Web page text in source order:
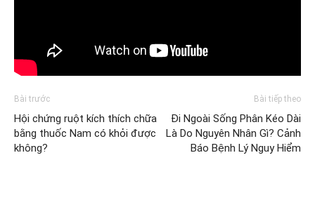
Bài trước
Hội chứng ruột kích thích chữa
bằng thuốc Nam có khỏi được
không?
Bài tiếp theo
Đi Ngoài Sống Phân Kéo Dài
Là Do Nguyên Nhân Gì? Cảnh
Báo Bệnh Lý Nguy Hiểm